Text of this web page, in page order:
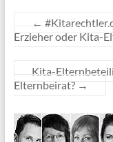
←
Erzieher oder Kita-
Kita-
Elternbeirat? →